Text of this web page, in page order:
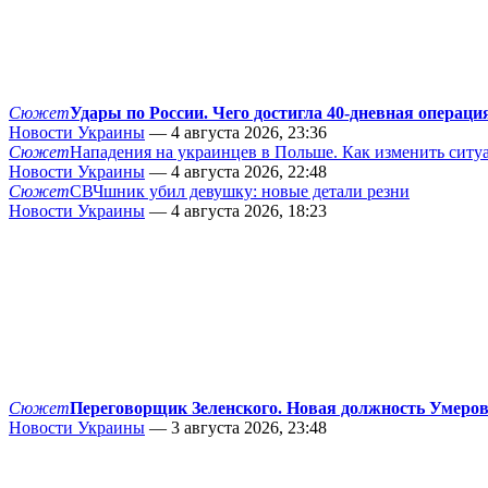
СюжетУдары по России. Чего достигла 40-дневная
Новости Украины — 4 августа 2026, 23:36
СюжетНападения на украинцев в Польше. Как изменить
Новости Украины — 4 августа 2026, 22:48
СюжетСВЧшник убил девушку: новые детали резни
Новости Украины — 4 августа 2026, 18:23
СюжетПереговорщик Зеленского. Новая должность
Новости Украины — 3 августа 2026, 23:48